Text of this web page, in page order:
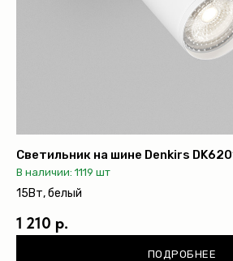
Светильник на шине Denkirs
В наличии: 1119 шт
15Вт, белый
1 210 р.
ПОДРОБНЕЕ